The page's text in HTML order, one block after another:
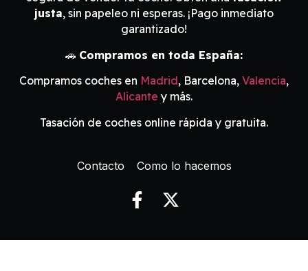
justa, sin papeleo ni esperas. ¡Pago inmediato
garantizado!
🚗 Compramos en toda España:
Compramos coches en Madrid, Barcelona, Valencia,
Alicante y más.
Tasación de coches online rápida y gratuita.
Contacto Como lo hacemos